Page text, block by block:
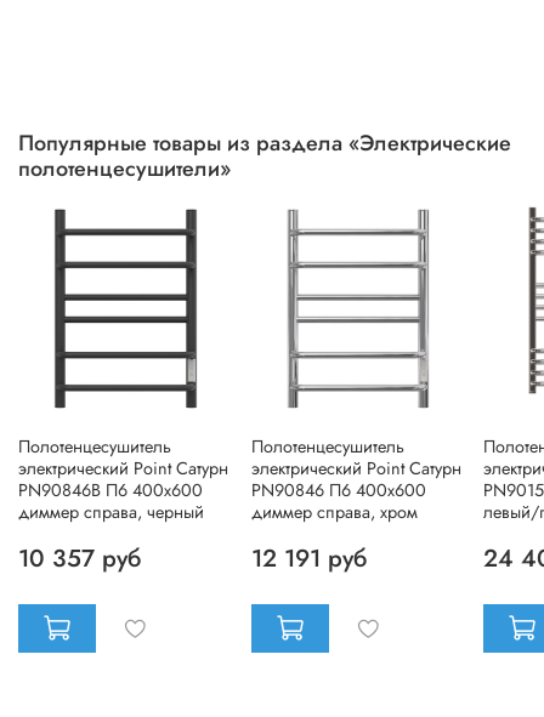
Популярные товары из раздела «Электрические
полотенцесушители»
Полотенцесушитель
электрический Point Сатурн
PN90846B П6 400x600
диммер справа, черный
10 357 руб
Полотенцесушитель
электрический Point Сатурн
PN90846 П6 400x600
диммер справа, хром
12 191 руб
левый/
24